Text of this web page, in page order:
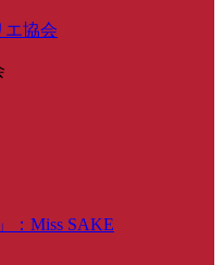
エ協会
：Miss SAKE